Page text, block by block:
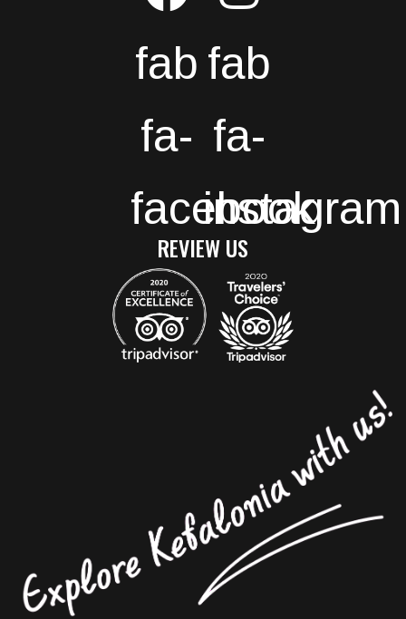
fab
fa-
facebook
fab
fa-
instagram
REVIEW US